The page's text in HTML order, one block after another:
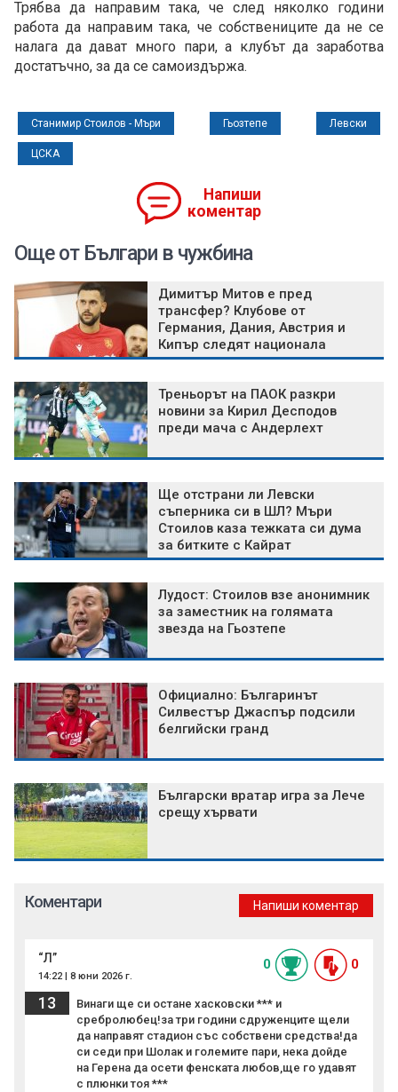
Трябва да направим така, че след няколко години
работа да направим така, че собствениците да не се
налага да дават много пари, а клубът да заработва
достатъчно, за да се самоиздържа.
Станимир Стоилов - Мъри Гьозтепе Левски
ЦСКА
Напиши
коментар
Още от Българи в чужбина
Димитър Митов е пред
трансфер? Клубове от
Германия, Дания, Австрия и
Кипър следят национала
Треньорът на ПАОК разкри
новини за Кирил Десподов
преди мача с Андерлехт
Ще отстрани ли Левски
съперника си в ШЛ? Мъри
Стоилов каза тежката си дума
за битките с Кайрат
Лудост: Стоилов взе анонимник
за заместник на голямата
звезда на Гьозтепе
Официално: Българинът
Силвестър Джаспър подсили
белгийски гранд
Български вратар игра за Лече
срещу хървати
Коментари Напиши коментар
“Л”
14:22 | 8 юни 2026 г.
0 0
13
Винаги ще си остане хасковски *** и
сребролюбец!за три години сдруженците щели
да направят стадион със собствени средства!да
си седи при Шолак и големите пари, нека дойде
на Герена да осети фенската любов,ще го удавят
с плюнки тоя ***